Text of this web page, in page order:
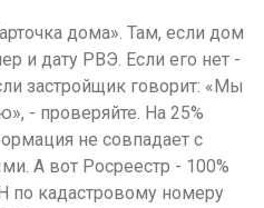
дома». Там, если дом
и дату РВЭ. Если его нет -
застройщик говорит: «Мы
- проверяйте. На 25%
не совпадает с
А вот Росреестр - 100%
по кадастровому номеру